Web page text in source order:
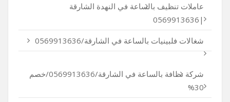
عاملات تنظيف بالساعة في النهدة الشارقة
|0569913636
شغالات فلبينيات بالساعة في الشارقة/0569913636
شركة نظافة بالساعة في الشارقة/0569913636/خصم
30%